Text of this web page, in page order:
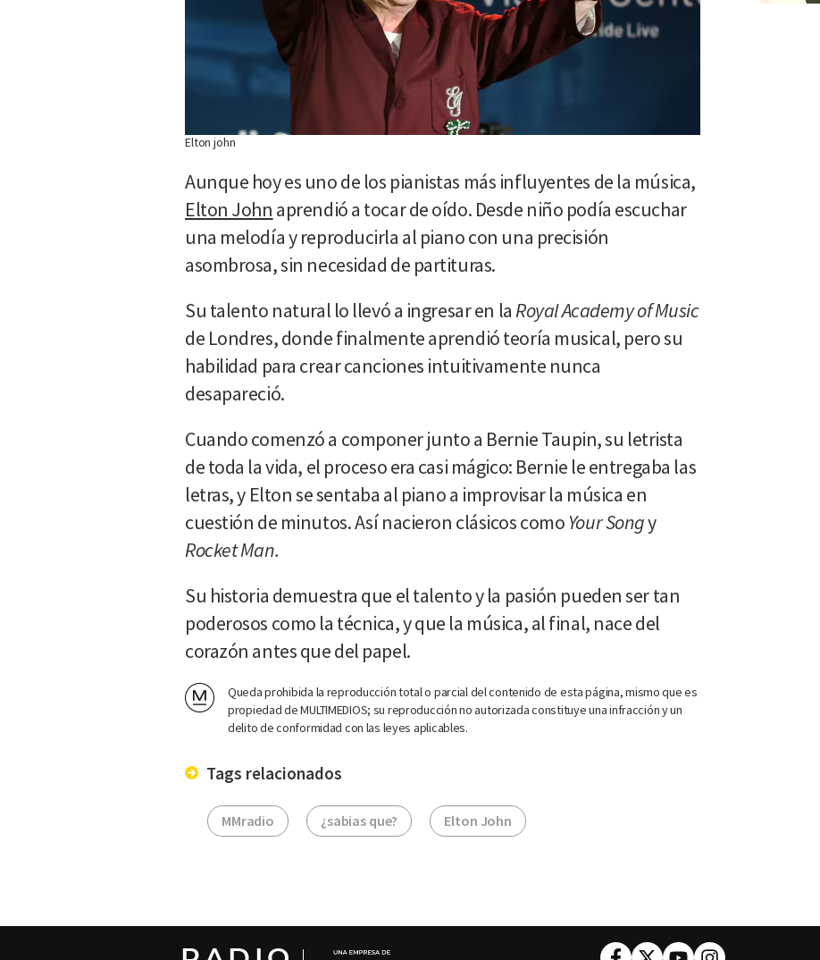
Elton john
Aunque hoy es uno de los pianistas más influyentes de la música,
Elton John aprendió a tocar de oído. Desde niño podía escuchar
una melodía y reproducirla al piano con una precisión
asombrosa, sin necesidad de partituras.
Su talento natural lo llevó a ingresar en laRoyal Academy of Music
de Londres, donde finalmente aprendió teoría musical, pero su
habilidad para crear canciones intuitivamente nunca
desapareció.
Cuando comenzó a componer junto a Bernie Taupin, su letrista
de toda la vida, el proceso era casi mágico: Bernie le entregaba las
letras, y Elton se sentaba al piano a improvisar la música en
cuestión de minutos. Así nacieron clásicos como Your Songy
Rocket Man.
Su historia demuestra que el talento y la pasión pueden ser tan
poderosos como la técnica, y que la música, al final, nace del
corazón antes que del papel.
Queda prohibida la reproducción total o parcial del contenido de esta página, mismo que es
propiedad de MULTIMEDIOS; su reproducción no autorizada constituye una infracción y un
delito de conformidad con las leyes aplicables.
Tags relacionados
MMradio ¿sabias que? Elton John